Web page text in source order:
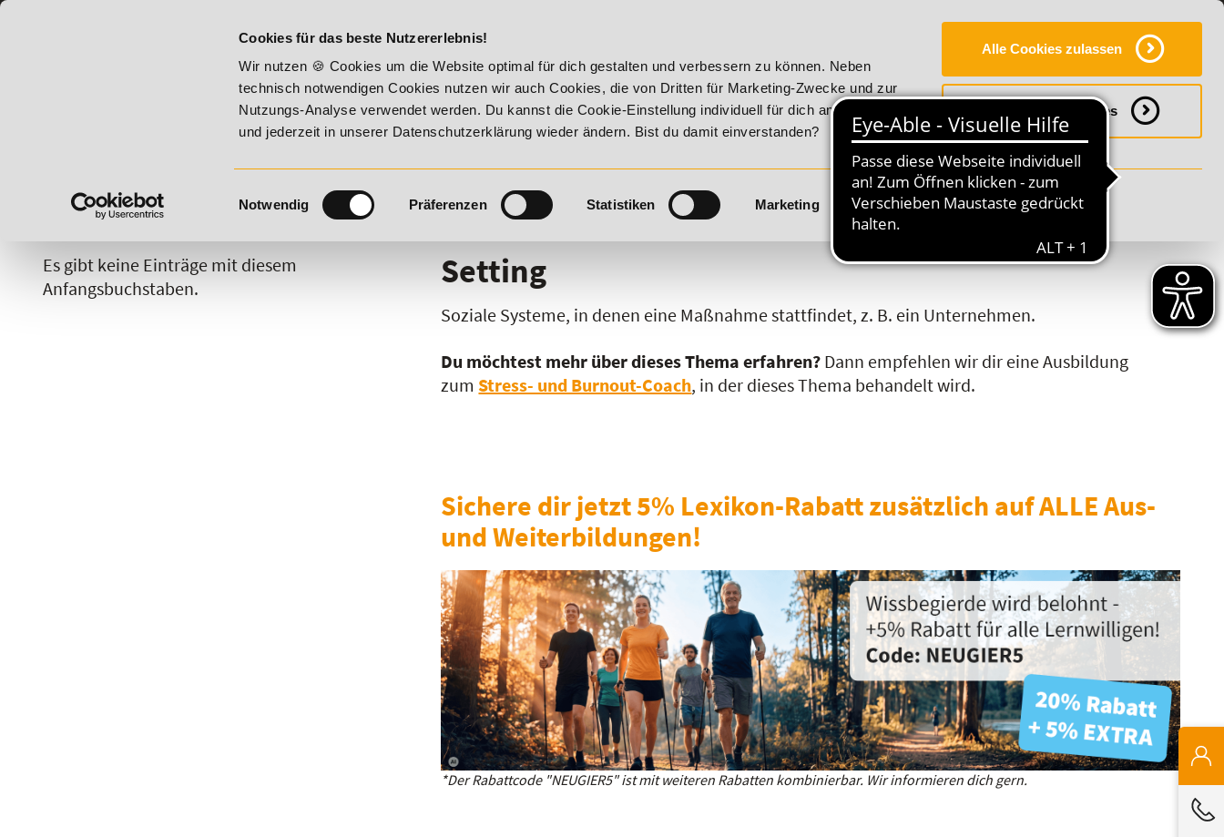
Cookies für das beste Nutzererlebnis!
Wir nutzen 🍪 Cookies um die Website optimal für dich gestalten und verbessern zu können. Neben
technisch notwendigen Cookies nutzen wir auch Cookies, die von Dritten für Marketing-Zwecke und zur
Nutzungs-Analyse verwendet werden. Du kannst die Cookie-Einstellung individuell für dich anpassen
und jederzeit in unserer Datenschutzerklärung wieder ändern. Bist du damit einverstanden?
Einwilligungsauswahl
Notwendig Präferenzen Statistiken Marketing Details anzeigen
Alle Cookies zulassen
Notwendige Cookies
KONTAKT FAQ ONLINE-CAMPUS
20% Rabatt bis 17. August 2026 - Summer Vitality! 20% Rabatt bis 17. August 2026 - Summer Vitality! 20% Rabatt bis 17. August 2026 - Summer Vitality!
B C G H K L O P S T
Setting
Soziale Systeme, in denen eine Maßnahme stattfindet, z. B. ein Unternehmen.
Du möchtest mehr über dieses Thema erfahren? Dann empfehlen wir dir eine Ausbildung
zumStress- und Burnout-Coach, in der dieses Thema behandelt wird.
Sichere dir jetzt 5% Lexikon-Rabatt zusätzlich auf ALLE Aus-
und Weiterbildungen!
*Der Rabattcode "NEUGIER5" ist mit weiteren Rabatten kombinierbar. Wir informieren dich gern.
Es gibt keine Einträge mit diesem
Anfangsbuchstaben.